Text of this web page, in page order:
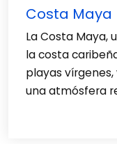
Costa Maya
La Costa Maya,
la costa
playas
una atmósfera